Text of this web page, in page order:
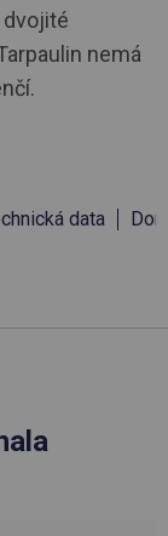
dvojité
nemá
data